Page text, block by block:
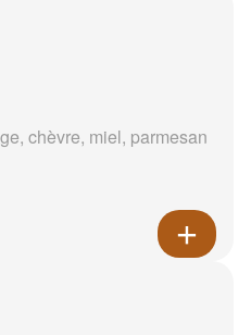
chèvre, miel, parmesan